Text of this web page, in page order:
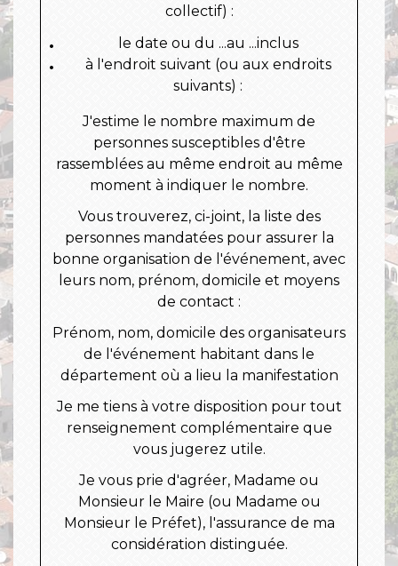
collectif) :
le date ou du ...au ...inclus
à l'endroit suivant (ou aux endroits
suivants) :
J'estime le nombre maximum de
personnes susceptibles d'être
rassemblées au même endroit au même
moment à indiquer le nombre.
Vous trouverez, ci-joint, la liste des
personnes mandatées pour assurer la
bonne organisation de l'événement, avec
leurs nom, prénom, domicile et moyens
de contact :
Prénom, nom, domicile des organisateurs
de l'événement habitant dans le
département où a lieu la manifestation
Je me tiens à votre disposition pour tout
renseignement complémentaire que
vous jugerez utile.
Je vous prie d'agréer, Madame ou
Monsieur le Maire (ou Madame ou
Monsieur le Préfet), l'assurance de ma
considération distinguée.